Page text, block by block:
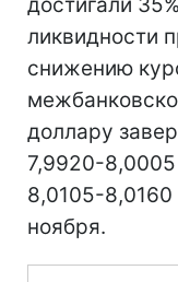
ликвидности
снижению
доллару
7,9920-
8,0105-8,0160
ноября.